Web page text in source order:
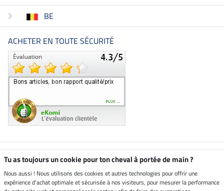
BE
ACHETER EN TOUTE SÉCURITÉ
Boutique climatiquement
Livraison par
Tu as toujours un cookie pour ton cheval à portée de main ?
Nous aussi ! Nous utilisons des cookies et autres technologies pour offrir une
expérience d'achat optimale et sécurisée à nos visiteurs, pour mesurer la performance